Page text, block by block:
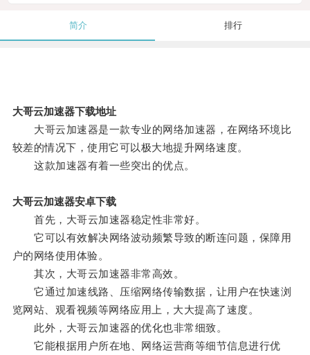
简介 排行
大哥云加速器下载地址
大哥云加速器是一款专业的网络加速器，在网络环境比
较差的情况下，使用它可以极大地提升网络速度。
这款加速器有着一些突出的优点。
大哥云加速器安卓下载
首先，大哥云加速器稳定性非常好。
它可以有效解决网络波动频繁导致的断连问题，保障用
户的网络使用体验。
其次，大哥云加速器非常高效。
它通过加速线路、压缩网络传输数据，让用户在快速浏
览网站、观看视频等网络应用上，大大提高了速度。
此外，大哥云加速器的优化也非常细致。
它能根据用户所在地、网络运营商等细节信息进行优